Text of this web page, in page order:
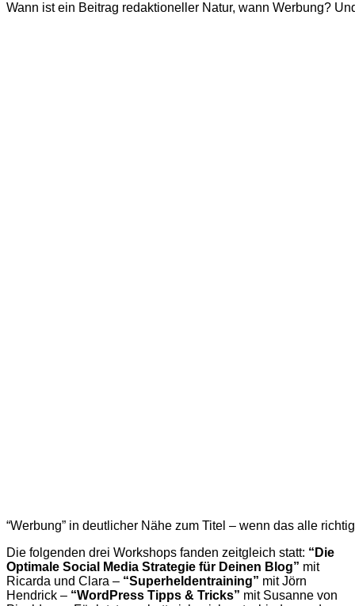
Wann ist ein Beitrag redaktioneller Natur, wann Werbung?
“Werbung” in deutlicher Nähe zum Titel – wenn das alle
Die folgenden drei Workshops fanden zeitgleich statt: “Die
Optimale Social Media Strategie für Deinen Blog” mit
Ricarda und Clara – “Superheldentraining” mit Jörn
Hendrick – “WordPress Tipps & Tricks” mit Susanne von